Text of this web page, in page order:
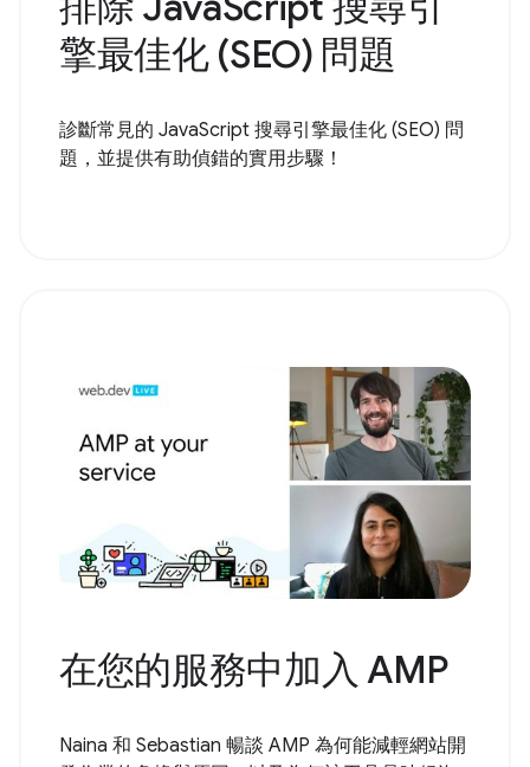
擎最佳化 (SEO) 問題
診斷常見的 JavaScript 搜尋引擎最佳化 (SEO) 問
題，並提供有助偵錯的實用步驟！
在您的服務中加入 AMP
Naina 和 Sebastian 暢談 AMP 為何能減輕網站開